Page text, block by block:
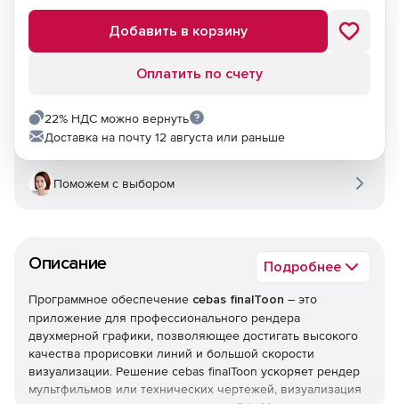
Описание Подробнее
Программное обеспечение cebas finalToon – это
приложение для профессионального рендера
двухмерной графики, позволяющее достигать высокого
качества прорисовки линий и большой скорости
визуализации. Решение cebas finalToon ускоряет рендер
мультфильмов или технических чертежей, визуализация
Добавить в корзину
Оплатить по счету
22% НДС можно вернуть
Доставка на почту 12 августа или раньше
Поможем с выбором